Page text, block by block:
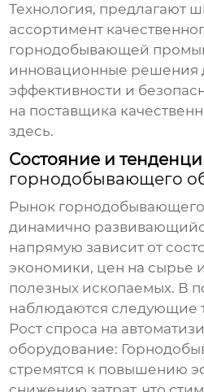
Технология, предлагают
ассортимент
горнодобывающей
инновационные решения
эффективности и
на поставщика
здесь.
Состояние и
горнодобывающего
Рынок
динамично
напрямую зависит от
экономики, цен на сырье
полезных ископаемых. В
наблюдаются следующие
Рост спроса на
оборудование:
стремятся к повышению